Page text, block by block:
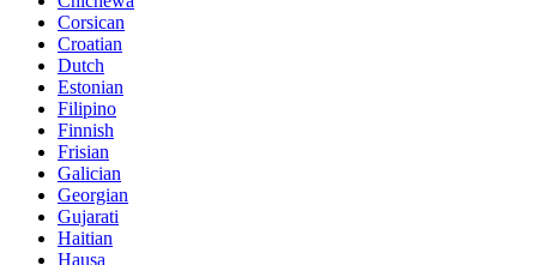
Corsican
Croatian
Dutch
Estonian
Filipino
Finnish
Frisian
Galician
Georgian
Gujarati
Haitian
Hausa